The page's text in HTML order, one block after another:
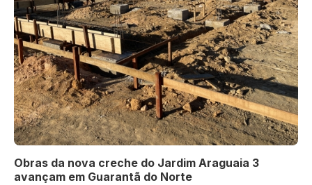
Obras da nova creche do Jardim Araguaia 3
avançam em Guarantã do Norte